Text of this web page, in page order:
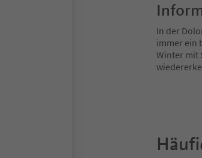
In der
immer ein
Winter mit